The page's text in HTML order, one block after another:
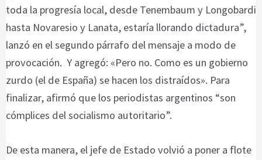
toda la progresía local, desde Tenembaum y Longobardi
hasta Novaresio y Lanata, estaría llorando dictadura”,
lanzó en el segundo párrafo del mensaje a modo de
provocación. Y agregó: «Pero no. Como es un gobierno
zurdo (el de España) se hacen los distraídos». Para
finalizar, afirmó que los periodistas argentinos “son
cómplices del socialismo autoritario”.
De esta manera, el jefe de Estado volvió a poner a flote